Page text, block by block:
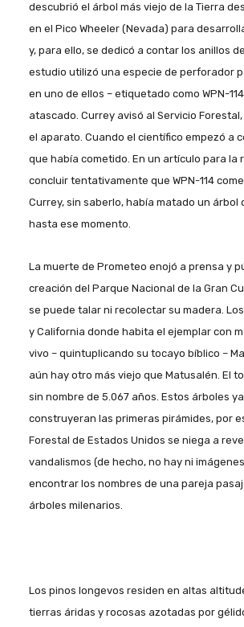
descubrió el árbol más viejo de la Tierra
en el Pico Wheeler (Nevada) para
y, para ello, se dedicó a contar los anillos
estudio utilizó una especie de perforador
en uno de ellos – etiquetado como WPN-
atascado. Currey avisó al Servicio
el aparato. Cuando el científico empezó a
que había cometido. En un artículo para la
concluir tentativamente que WPN-114
Currey, sin saberlo, había matado un
hasta ese momento.
La muerte de Prometeo enojó a prensa y
creación del Parque Nacional de la Gran
se puede talar ni recolectar su madera.
y California donde habita el ejemplar con
vivo – quintuplicando su tocayo bíblico –
aún hay otro más viejo que Matusalén. El
sin nombre de 5.067 años. Estos árboles
construyeran las primeras pirámides, por
Forestal de Estados Unidos se niega a
vandalismos (de hecho, no hay ni
encontrar los nombres de una pareja
árboles milenarios.
Los pinos longevos residen en altas
tierras áridas y rocosas azotadas por